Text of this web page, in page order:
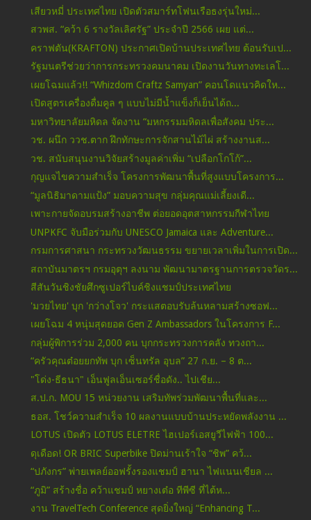
เสียวหมี่ ประเทศไทย เปิดตัวสมาร์ทโฟนเรือธงรุ่นใหม่...
สวพส. “คว้า 6 รางวัลเลิศรัฐ” ประจำปี 2566 เผย แต่...
คราฟตัน(KRAFTON) ประกาศเปิดบ้านประเทศไทย ต้อนรับเป...
รัฐมนตรีช่วยว่าการกระทรวงคมนาคม เปิดงานวันทางทะเลโ...
เผยโฉมแล้ว!! “Whizdom Craftz Samyan” คอนโดแนวคิดให...
เปิดสูตรเครื่องดื่มคูล ๆ แบบไม่มีน้ำแข็งก็เย็นได้ถ...
มหาวิทยาลัยมหิดล จัดงาน “มหกรรมมหิดลเพื่อสังคม ประ...
วช. ผนึก ววช.ตาก ฝึกทักษะการจักสานไม้ไผ่ สร้างงานส...
วช. สนับสนุนงานวิจัยสร้างมูลค่าเพิ่ม “เปลือกโกโก้”...
กุญแจไขความสำเร็จ โครงการพัฒนาพื้นที่สูงแบบโครงการ...
“มูลนิธิมาดามแป้ง” มอบความสุข กลุ่มคุณแม่เลี้ยงเดี...
เพาะกายจัดอบรมสร้างอาชีพ ต่อยอดอุตสาหกรรมกีฬาไทย
UNPKFC จับมือร่วมกับ UNESCO Jamaica และ Adventure...
กรมการศาสนา กระทรวงวัฒนธรรม ขยายเวลาเพิ่มในการเปิด...
สถาบันมาตรฯ กรมอุตุฯ ลงนาม พัฒนามาตรฐานการตรวจวัดร...
สีสันวันชิงชัยศึกซูเปอร์ไบค์ชิงแชมป์ประเทศไทย
'มวยไทย' บุก 'กว่างโจว' กระแสตอบรับล้นหลามสร้างซอฟ...
เผยโฉม 4 หนุ่มสุดยอด Gen Z Ambassadors ในโครงการ F...
กลุ่มผู้พิการร่วม 2,000 คน บุกกระทรวงการคลัง ทวงถา...
“ครัวคุณต๋อยยกทัพ บุก เซ็นทรัล อุบล” 27 ก.ย. – 8 ต...
"โด่ง-ธ​ี​ธนา" เอ็นฟู​ล​เอ็นเซอร์ชื่อดัง​.. ไปเชีย...
ส.ป.ก. MOU 15 หน่วยงาน เสริมทัพร่วมพัฒนาพื้นที่และ...
ธอส. โชว์ความสำเร็จ 10 ผลงานแบบบ้านประหยัดพลังงาน ...
LOTUS เปิดตัว LOTUS ELETRE ไฮเปอร์เอสยูวีไฟฟ้า 100...
ดุเดือด! OR BRIC Superbike ปิดม่านเร้าใจ “ชิพ” คว้...
“ปภังกร” พ่ายเพลย์ออฟรั้งรองแชมป์ ฮานา ไฟแนนเชียล ...
“ภูมิ” สร้างชื่อ คว้าแชมป์ หยางเต๋อ ทีพีซี ที่ไต้ห...
งาน TravelTech Conference สุดยิ่งใหญ่ “Enhancing T...